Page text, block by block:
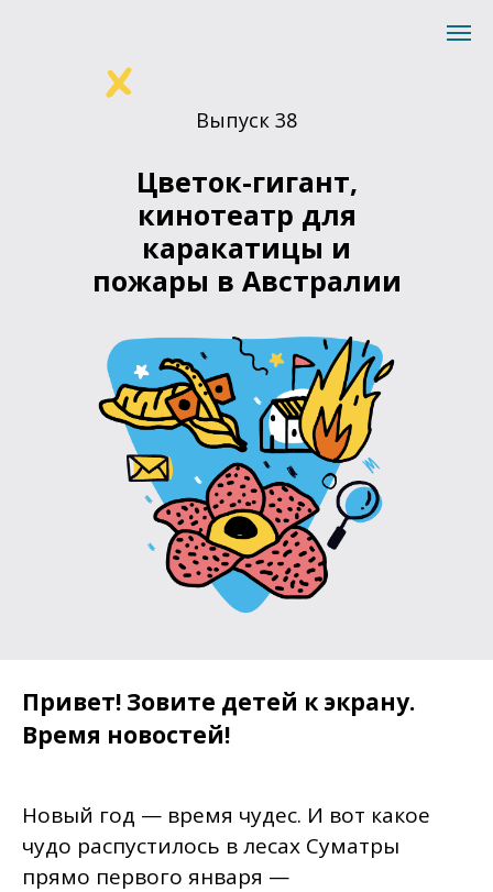
Выпуск 38
Цветок-гигант,
кинотеатр для
каракатицы и
пожары в Австралии
Привет! Зовите детей к экрану.
Время новостей!
Новый год — время чудес. И вот какое
чудо распустилось в лесах Суматры
прямо первого января —